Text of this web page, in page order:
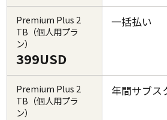
Premium Plus 2
TB（個人用プラ
ン）
399USD
一括払い
Premium Plus 2
TB（個人用プラ
ン）
年間サブス